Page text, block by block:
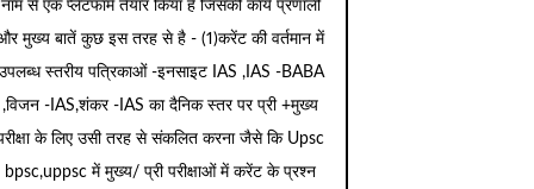
नाम से एक प्लेटफार्म तैयार किया है जिसकी कार्य प्रणाली
मुख्य बातें कुछ इस तरह से है - (1)करेंट की वर्तमान में
स्तरीय पत्रिकाओं -इनसाइट IAS ,IAS -BABA
,विजन -IAS,शंकर -IAS का दैनिक स्तर पर प्री +मुख्य
के लिए उसी तरह से संकलित करना जैसे कि Upsc
bpsc,uppsc में मुख्य/ प्री परीक्षाओं में करेंट के प्रश्न